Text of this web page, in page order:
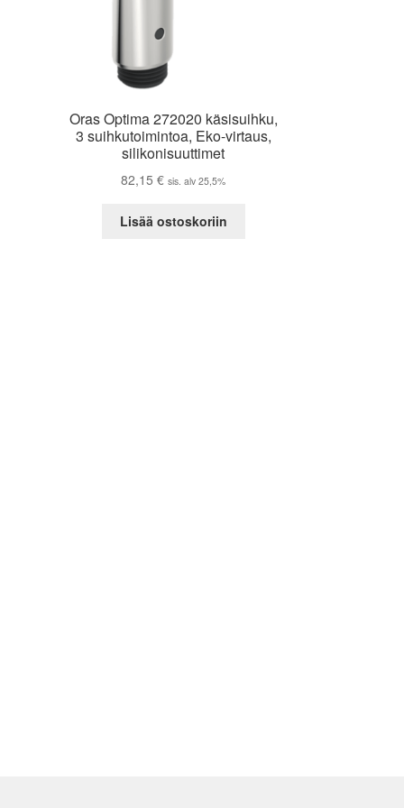
Oras Optima 272020 käsisuihku,
3 suihkutoimintoa, Eko-virtaus,
silikonisuuttimet
82,15€ sis. alv 25,5%
Lisää ostoskoriin